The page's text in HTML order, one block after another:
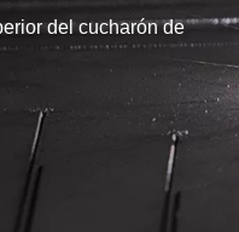
del cucharón de